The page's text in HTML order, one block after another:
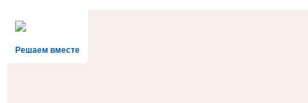
Решаем вместе